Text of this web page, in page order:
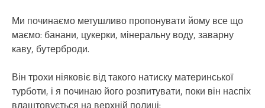
Ми починаємо метушливо пропонувати йому все що
маємо: банани, цукерки, мінеральну воду, заварну
каву, бутерброди.
Він трохи ніяковіє від такого натиску материнської
турботи, і я починаю його розпитувати, поки він наспіх
влаштовується на верхній полиці: